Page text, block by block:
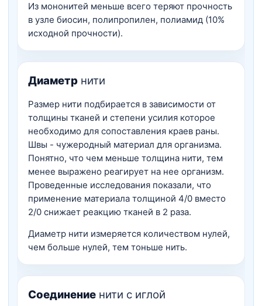
Из мононитей меньше всего теряют прочность
в узле биосин, полипропилен, полиамид (10%
исходной прочности).
Диаметр нити
Размер нити подбирается в зависимости от
толщины тканей и степени усилия которое
необходимо для сопоставления краев раны.
Швы - чужеродный материал для организма.
Понятно, что чем меньше толщина нити, тем
менее выражено реагирует на нее организм.
Проведенные исследования показали, что
применение материала толщиной 4/0 вместо
2/0 снижает реакцию тканей в 2 раза.
Диаметр нити измеряется количеством нулей,
чем больше нулей, тем тоньше нить.
Соединение нити с иглой